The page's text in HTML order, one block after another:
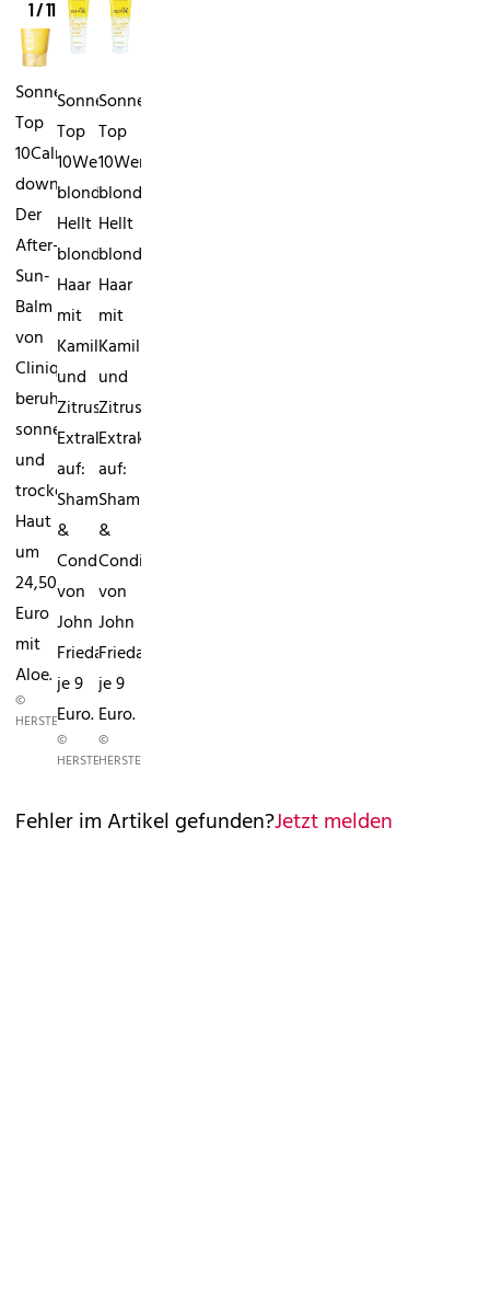
1 / 11
Sonnengelbe
Top
10Calm
down.
Der
After-
Sun-
Balm
von
Clinique
beruhigt
sonnengereizte
und
trockene
Haut
um
24,50
Euro
mit
Aloe.
©
HERSTELLER
Sonnengelbe
Top
10Werde
blond.
Hellt
blondes
Haar
mit
Kamillen-
und
Zitrus-
Extrakt
auf:
Shampoo
&
Conditioner
von
John
Frieda,
je 9
Euro.
©
HERSTELLER
Sonnengelbe
Top
10Werde
blond.
Hellt
blondes
Haar
mit
Kamillen-
und
Zitrus-
Extrakt
auf:
Shampoo
&
Conditioner
von
John
Frieda,
je 9
Euro.
©
HERSTELLER
Fehler im Artikel gefunden?Jetzt melden